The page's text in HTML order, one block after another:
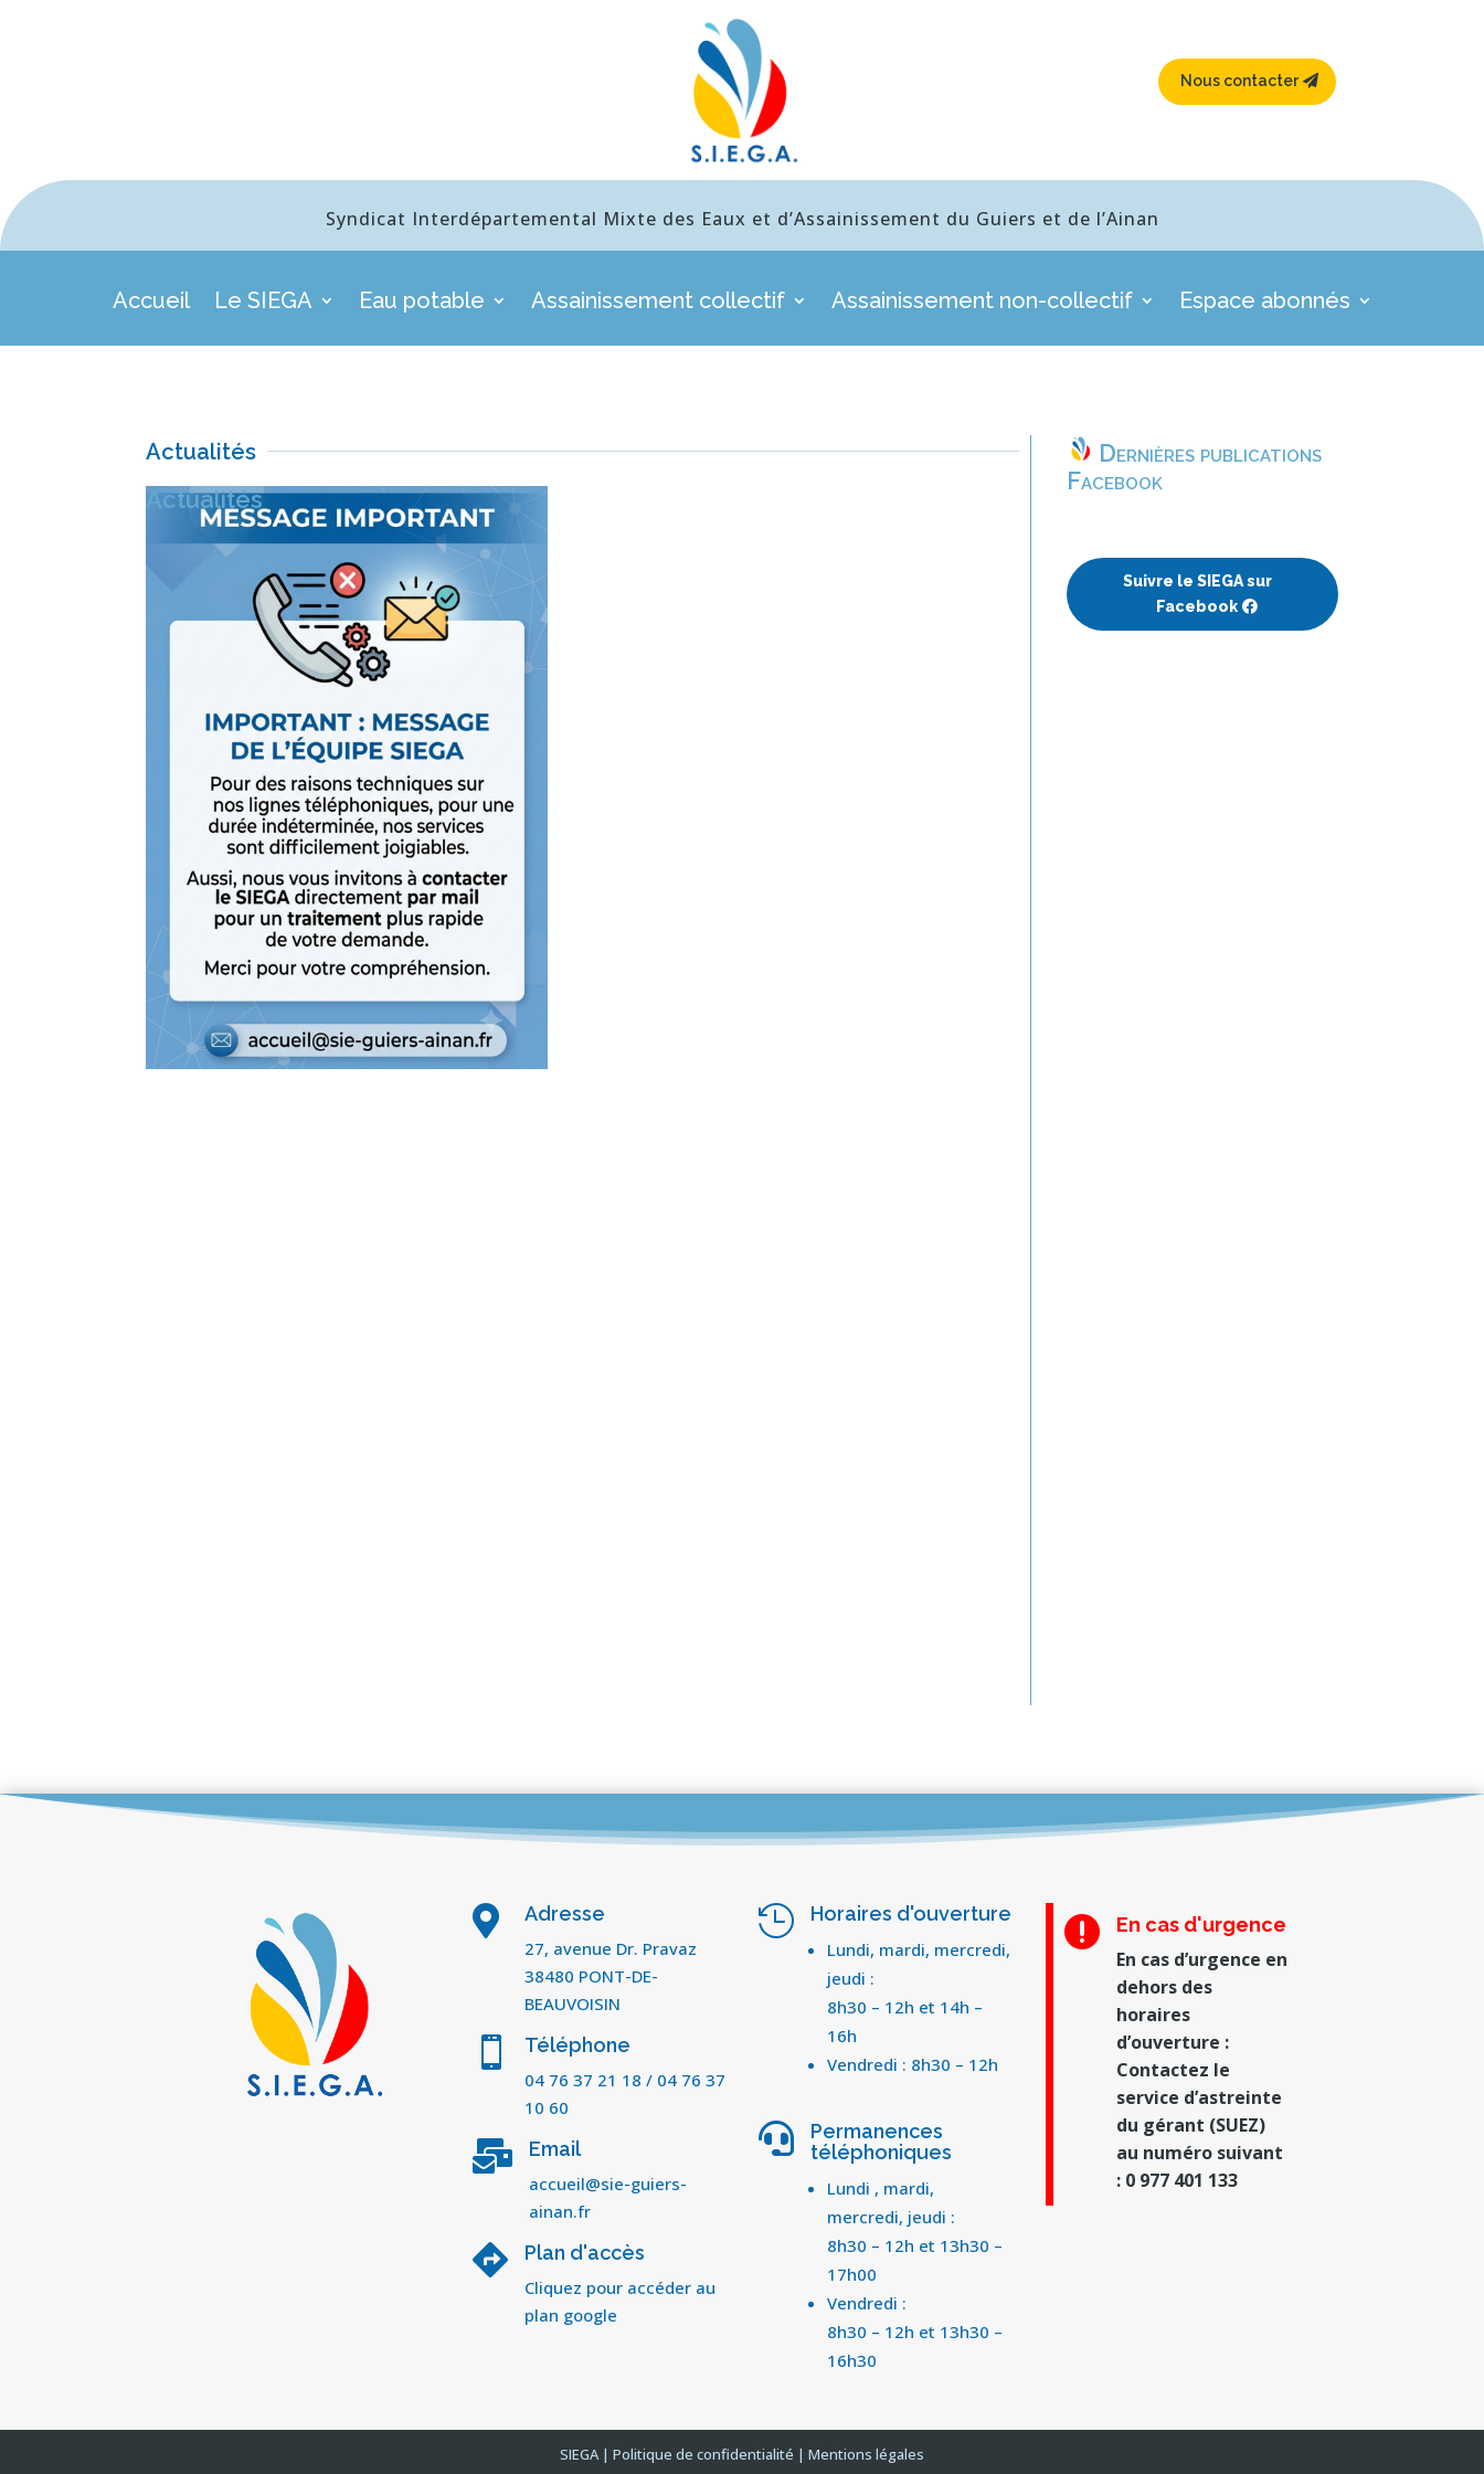
Nous contacter
Syndicat Interdépartemental Mixte des Eaux et d’Assainissement du Guiers et de l’Ainan
Accueil Le SIEGA Eau potable Assainissement collectif Assainissement non-collectif Espace abonnés
Actualités
Actualités
Dernières publications
Facebook
Suivre le SIEGA sur
Facebook
 Adresse
27, avenue Dr. Pravaz
38480 PONT-DE-
BEAUVOISIN
 Téléphone
04 76 37 21 18 / 04 76 37
10 60
 Email
accueil@sie-guiers-
ainan.fr
 Plan d'accès
Cliquez pour accéder au
plan google
 Horaires d'ouverture
Lundi, mardi, mercredi,
jeudi :
8h30 – 12h et 14h –
16h
Vendredi : 8h30 – 12h

Permanences
téléphoniques
Lundi , mardi,
mercredi, jeudi :
8h30 – 12h et 13h30 –
17h00
Vendredi :
8h30 – 12h et 13h30 –
16h30
 En cas d'urgence
En cas d’urgence en
dehors des
horaires
d’ouverture :
Contactez le
service d’astreinte
du gérant (SUEZ)
au numéro suivant
: 0 977 401 133
SIEGA | Politique de confidentialité | Mentions légales